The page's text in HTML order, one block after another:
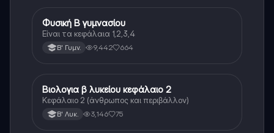
Φυσική
Φυσική Β γυμνασίου
Είναι τα κεφάλαια 1,2,3,4
Β' Γυμν. 9,442 664
Βιολογία
Βιολογια β λυκείου κεφάλαιο 2
Κεφάλαιο 2 (άνθρωπος και περιβάλλον)
Β' Λυκ. 3,146 75